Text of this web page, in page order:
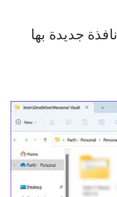
نافذة جديدة بها